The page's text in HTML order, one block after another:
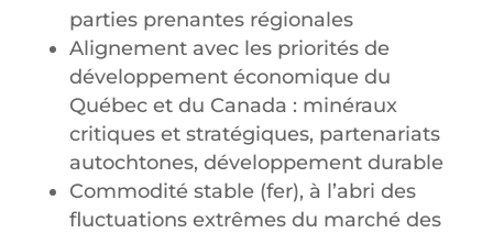
parties prenantes régionales
Alignement avec les priorités de
développement économique du
Québec et du Canada : minéraux
critiques et stratégiques, partenariats
autochtones, développement durable
Commodité stable (fer), à l’abri des
fluctuations extrêmes du marché des